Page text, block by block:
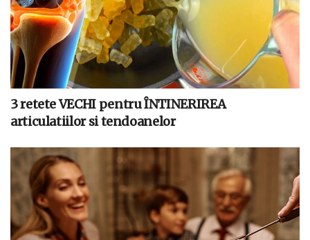
3 retete VECHI pentru ÎNTINERIREA
articulatiilor si tendoanelor